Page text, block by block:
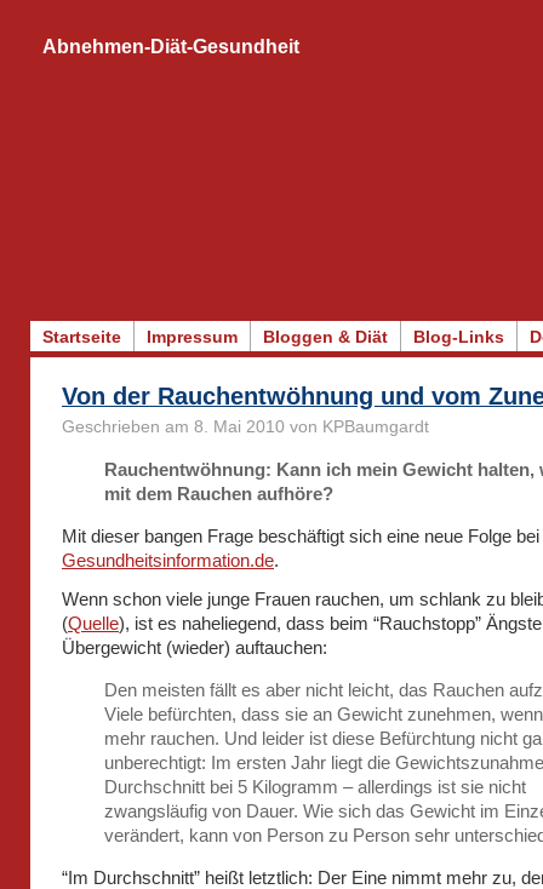
Startseite Impressum Bloggen & Diät Blog-Links
Abnehmen-Diät-Gesundheit
Von der Rauchentwöhnung und vom
Geschrieben am 8. Mai 2010 von KPBaumgardt
Rauchentwöhnung: Kann ich mein Gewicht halten,
mit dem Rauchen aufhöre?
Mit dieser bangen Frage beschäftigt sich eine neue Folge bei
Gesundheitsinformation.de.
Wenn schon viele junge Frauen rauchen, um schlank zu
(Quelle), ist es naheliegend, dass beim “Rauchstopp”
Übergewicht (wieder) auftauchen:
Den meisten fällt es aber nicht leicht, das Rauchen
Viele befürchten, dass sie an Gewicht zunehmen,
mehr rauchen. Und leider ist diese Befürchtung nicht
unberechtigt: Im ersten Jahr liegt die
Durchschnitt bei 5 Kilogramm – allerdings ist sie nicht
zwangsläufig von Dauer. Wie sich das Gewicht im
verändert, kann von Person zu Person sehr
“Im Durchschnitt” heißt letztlich: Der Eine nimmt mehr zu,